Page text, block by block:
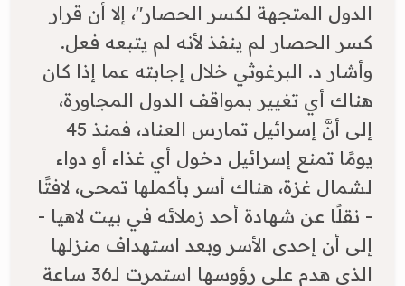
الدول المتجهة لكسر الحصار"، إلا أن قرار
كسر الحصار لم ينفذ لأنه لم يتبعه فعل.
وأشار د. البرغوثي خلال إجابته عما إذا كان
هناك أي تغيير بمواقف الدول المجاورة،
إلى أنَّ إسرائيل تمارس العناد، فمنذ 45
يومًا تمنع إسرائيل دخول أي غذاء أو دواء
لشمال غزة، هناك أسر بأكملها تمحى، لافتًا
- نقلًا عن شهادة أحد زملائه في بيت لاهيا -
إلى أن إحدى الأسر وبعد استهداف منزلها
الذي هدم على رؤوسها استمرت لـ36 ساعة